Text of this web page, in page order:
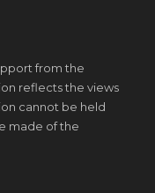
from the
reflects the views
cannot be held
made of the